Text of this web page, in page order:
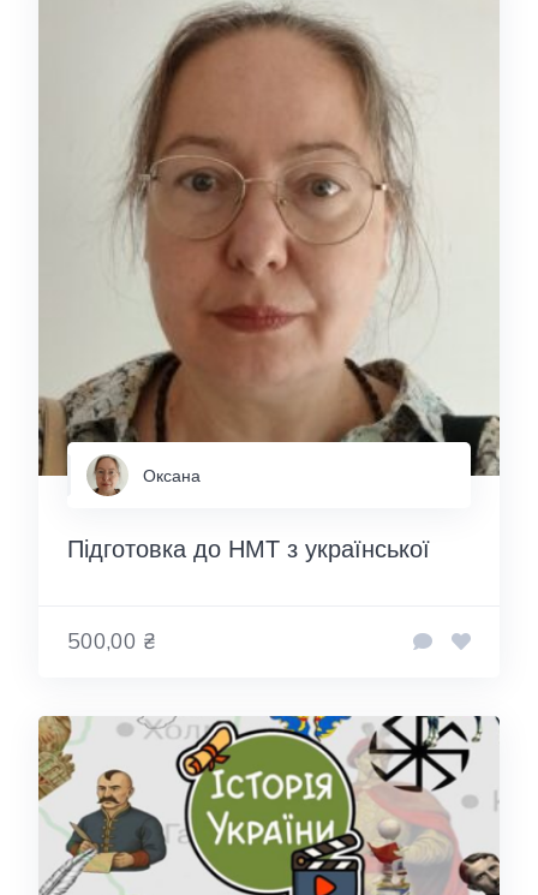
Оксана
Підготовка до НМТ з української
500,00 ₴